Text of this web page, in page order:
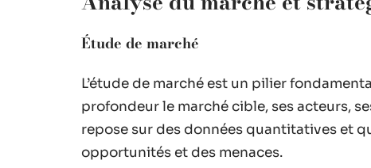
Étude de marché
L’étude de marché est un pilier
profondeur le marché cible, ses acteurs,
repose sur des données quantitatives et
opportunités et des menaces.